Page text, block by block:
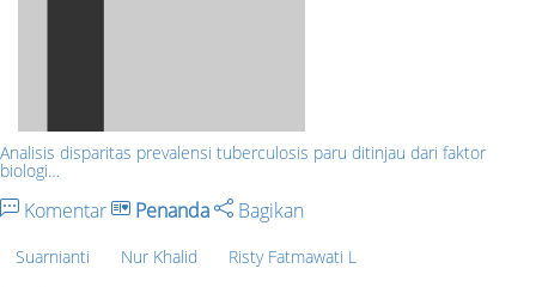
Analisis disparitas prevalensi tuberculosis paru ditinjau dari faktor
biologi…
Komentar Penanda Bagikan
Suarnianti Nur Khalid Risty Fatmawati L